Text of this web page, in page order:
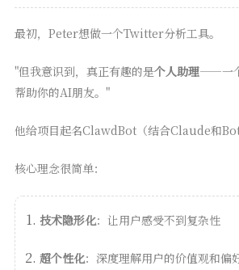
最初，Peter想做一个Twitter分析工具。
"但我意识到，真正有趣的是个人助理——一
帮助你的AI朋友。"
他给项目起名ClawdBot（结合Claude和Bot
核心理念很简单：
技术隐形化：让用户感受不到复杂性
超个性化：深度理解用户的价值观和偏